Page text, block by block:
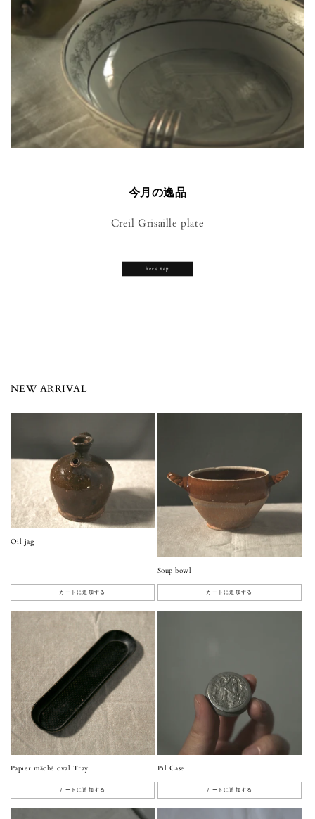
今月の逸品
Creil Grisaille plate
here tap
NEW ARRIVAL
Oil jag
カートに追加する
Soup bowl
カートに追加する
Papier mâché oval Tray
カートに追加する
Pil Case
カートに追加する